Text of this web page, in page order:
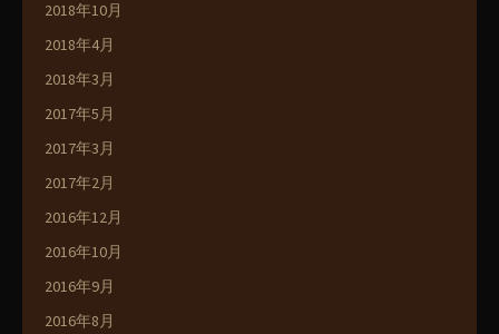
2018年10月
2018年4月
2018年3月
2017年5月
2017年3月
2017年2月
2016年12月
2016年10月
2016年9月
2016年8月